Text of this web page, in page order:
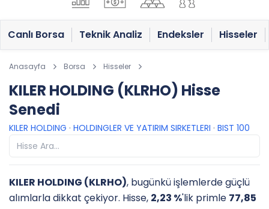
Canlı Borsa Teknik Analiz Endeksler Hisseler
Anasayfa Borsa Hisseler
KILER HOLDING (KLRHO) Hisse
Senedi
KILER HOLDING · HOLDINGLER VE YATIRIM SIRKETLERI · BIST 100
KILER HOLDING (KLRHO), bugünkü işlemlerde güçlü
alımlarla dikkat çekiyor. Hisse, 2,23 %'lik primle 77,85